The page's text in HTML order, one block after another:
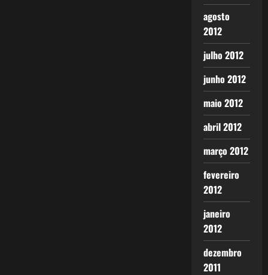
agosto
2012
julho 2012
junho 2012
maio 2012
abril 2012
março 2012
fevereiro
2012
janeiro
2012
dezembro
2011